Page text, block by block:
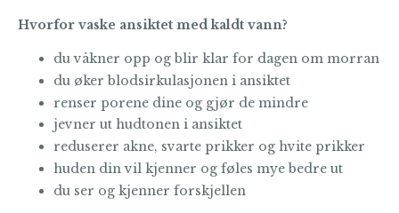
Hvorfor vaske ansiktet med kaldt vann?
du våkner opp og blir klar for dagen om morran
du øker blodsirkulasjonen i ansiktet
renser porene dine og gjør de mindre
jevner ut hudtonen i ansiktet
reduserer akne, svarte prikker og hvite prikker
huden din vil kjenner og føles mye bedre ut
du ser og kjenner forskjellen